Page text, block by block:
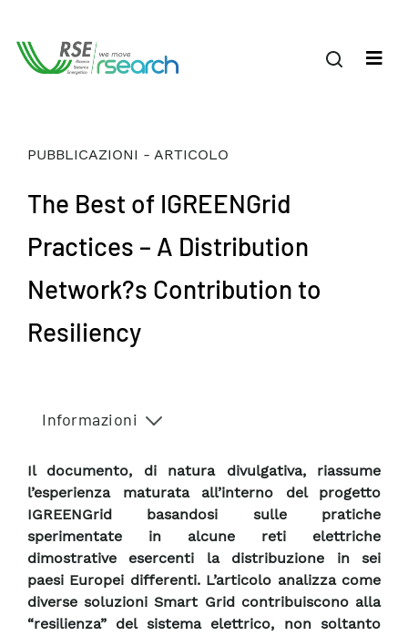
PUBBLICAZIONI - ARTICOLO
The Best of IGREENGrid
Practices – A Distribution
Network?s Contribution to
Resiliency
Informazioni
Il documento, di natura divulgativa, riassume
l’esperienza maturata all’interno del progetto
IGREENGrid basandosi sulle pratiche
sperimentate in alcune reti elettriche
dimostrative esercenti la distribuzione in sei
paesi Europei differenti. L’articolo analizza come
diverse soluzioni Smart Grid contribuiscono alla
“resilienza” del sistema elettrico, non soltanto